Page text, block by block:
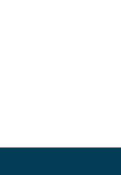
onvoorziene pech.